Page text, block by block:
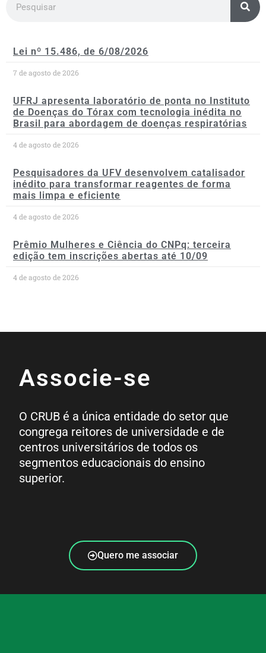
Lei nº 15.486, de 6/08/2026
7 de agosto de 2026
UFRJ apresenta laboratório de ponta no Instituto
de Doenças do Tórax com tecnologia inédita no
Brasil para abordagem de doenças respiratórias
4 de agosto de 2026
Pesquisadores da UFV desenvolvem catalisador
inédito para transformar reagentes de forma
mais limpa e eficiente
4 de agosto de 2026
Prêmio Mulheres e Ciência do CNPq: terceira
edição tem inscrições abertas até 10/09
4 de agosto de 2026
Associe-se
O CRUB é a única entidade do setor que
congrega reitores de universidade e de
centros universitários de todos os
segmentos educacionais do ensino
superior.
Quero me associar